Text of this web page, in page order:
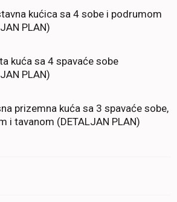
kućica sa 4 sobe i podrumom
PLAN)
kuća sa 4 spavaće sobe
PLAN)
prizemna kuća sa 3 spavaće sobe,
i tavanom (DETALJAN PLAN)